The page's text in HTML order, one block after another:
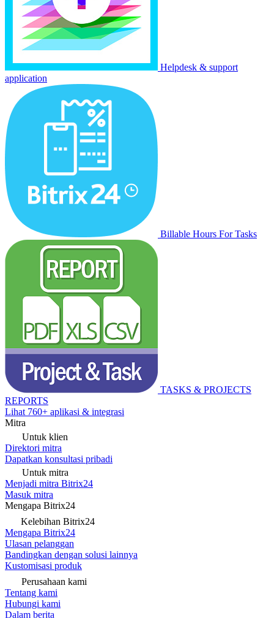
Helpdesk & support
application
Billable Hours For Tasks
TASKS & PROJECTS
REPORTS
Lihat 760+ aplikasi & integrasi
Mitra
Untuk klien
Direktori mitra
Dapatkan konsultasi pribadi
Untuk mitra
Menjadi mitra Bitrix24
Masuk mitra
Mengapa Bitrix24
Kelebihan Bitrix24
Mengapa Bitrix24
Ulasan pelanggan
Bandingkan dengan solusi lainnya
Kustomisasi produk
Perusahaan kami
Tentang kami
Hubungi kami
Dalam berita